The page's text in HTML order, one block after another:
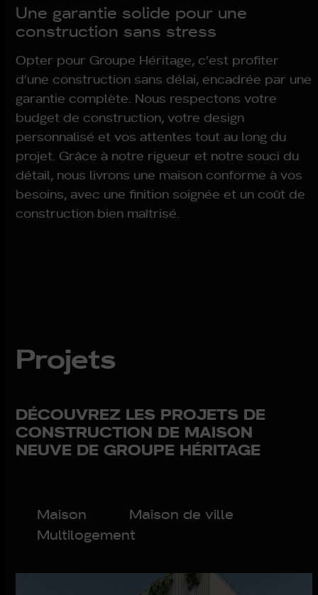
Une garantie solide pour une
construction sans stress
Opter pour Groupe Héritage, c’est profiter
d’une construction sans délai, encadrée par une
garantie complète. Nous respectons votre
budget de construction, votre design
personnalisé et vos attentes tout au long du
projet. Grâce à notre rigueur et notre souci du
détail, nous livrons une maison conforme à vos
besoins, avec une finition soignée et un coût de
construction bien maîtrisé.
Projets
DÉCOUVREZ LES PROJETS DE
CONSTRUCTION DE MAISON
NEUVE DE GROUPE HÉRITAGE
Maison
Maison de ville
Multilogement